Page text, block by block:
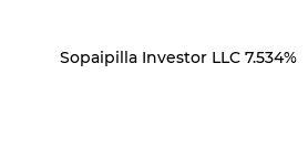
Sopaipilla Investor LLC 7.534%